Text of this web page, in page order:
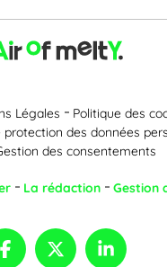
Légales
Politique des
protection des données
des consentements
La rédaction Gestion